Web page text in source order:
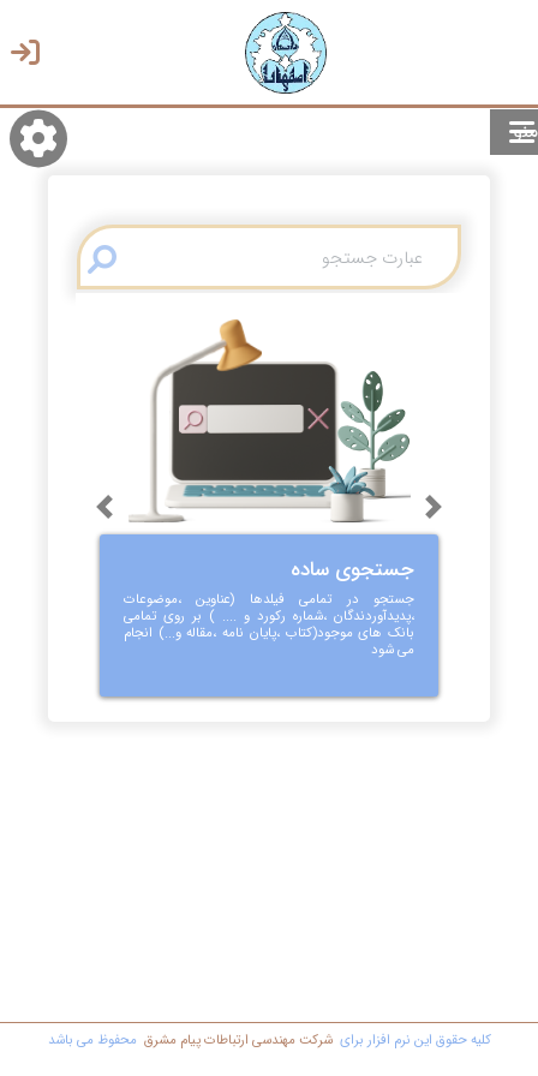
منو
انتخاب زبان
جستجوی ساده
جستجو در تمامی فیلدها (عناوین ،موضوعات
،پدیدآوردندگان ،شماره رکورد و .... ) بر روی تمامی
بانک های موجود(کتاب ،پایان نامه ،مقاله و...) انجام
می شود
Previous Next
کليه حقوق اين نرم افزار برای شرکت مهندسي ارتباطات پیام مشرق محفوظ مي باشد